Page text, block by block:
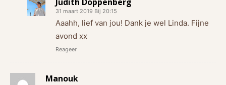
31 maart 2019 Bij 20:15
Aaahh, lief van jou! Dank je wel Linda. Fijne
avond xx
Reageer
Manouk